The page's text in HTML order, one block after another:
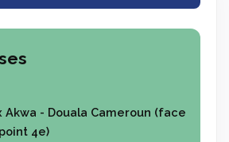
Akwa - Douala Cameroun (face
4e)